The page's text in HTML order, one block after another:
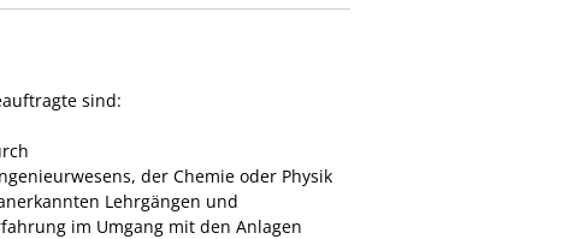
sind:
der Chemie oder Physik
Lehrgängen und
im Umgang mit den Anlagen